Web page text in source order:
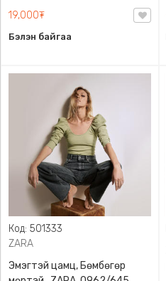
19,000₮
Бэлэн байгаа
Код: 501333
ZARA
Эмэгтэй цамц, Бөмбөгөр